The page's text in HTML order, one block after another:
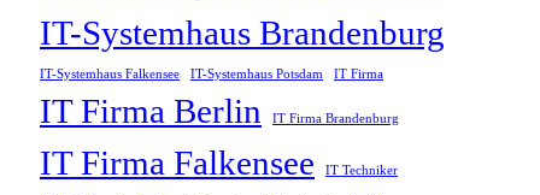
IT-Systemhaus Brandenburg
IT-Systemhaus Falkensee IT-Systemhaus Potsdam IT Firma
IT Firma Berlin IT Firma Brandenburg
IT Firma Falkensee IT Techniker